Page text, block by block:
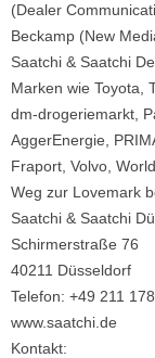
(Dealer
Beckamp (New
Saatchi & Saatchi
Marken wie Toyota,
dm-drogeriemarkt,
AggerEnergie,
Fraport, Volvo,
Weg zur Lovemark
Saatchi & Saatchi
Schirmerstraße 76
40211 Düsseldorf
Telefon: +49 211
www.saatchi.de
Kontakt: